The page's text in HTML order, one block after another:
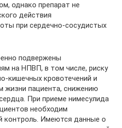
однако препарат не
действия
при сердечно-сосудистых
подвержены
на НПВП, в том числе, риску
кишечных кровотечений и
жизни пациента, снижению
При приеме ниме­сулида
необходим
контроль. Имеются данные о